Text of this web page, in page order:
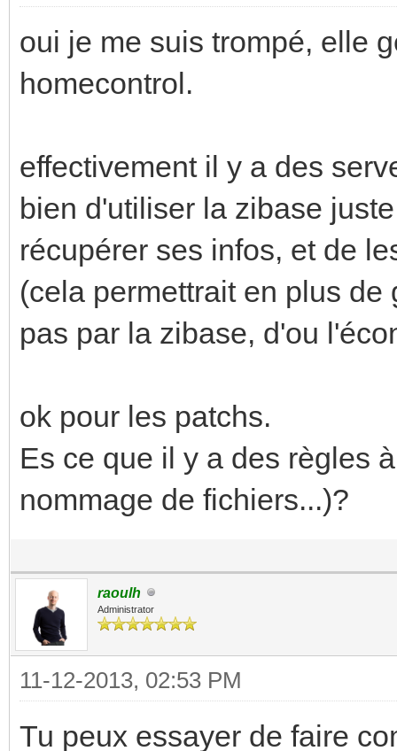
oui je me suis trompé, elle
homecontrol.
effectivement il y a des
bien d'utiliser la zibase
récupérer ses infos, et de
(cela permettrait en plus
pas par la zibase, d'ou
ok pour les patchs.
Es ce que il y a des règles
nommage de fichiers...)?
raoulh
Administrator
11-12-2013, 02:53 PM
Tu peux essayer de faire